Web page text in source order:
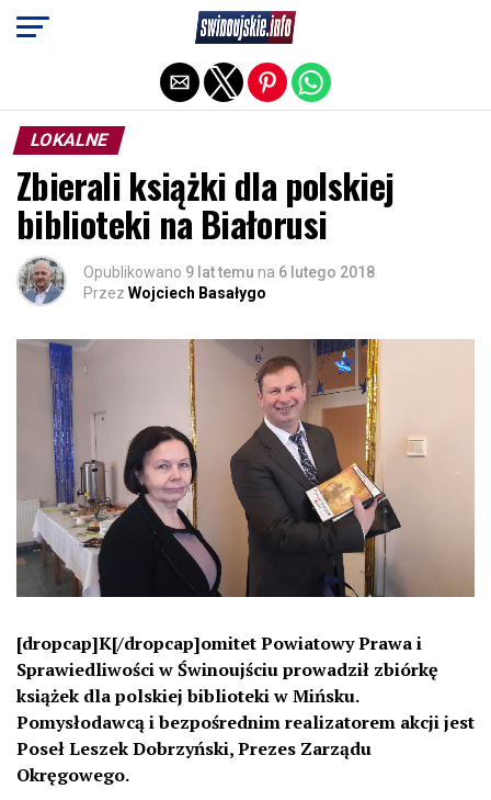
LOKALNE
Zbierali książki dla polskiej
biblioteki na Białorusi
Opublikowano 9 lat temu na 6 lutego 2018
Przez Wojciech Basałygo
[dropcap]K[/dropcap]omitet Powiatowy Prawa i
Sprawiedliwości w Świnoujściu prowadził zbiórkę
książek dla polskiej biblioteki w Mińsku.
Pomysłodawcą i bezpośrednim realizatorem akcji jest
Poseł Leszek Dobrzyński, Prezes Zarządu
Okręgowego.
Exit mobile version